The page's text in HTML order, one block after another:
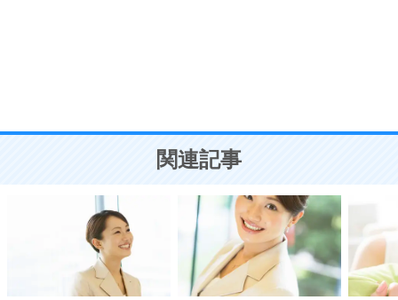
ことが大切。
関連記事